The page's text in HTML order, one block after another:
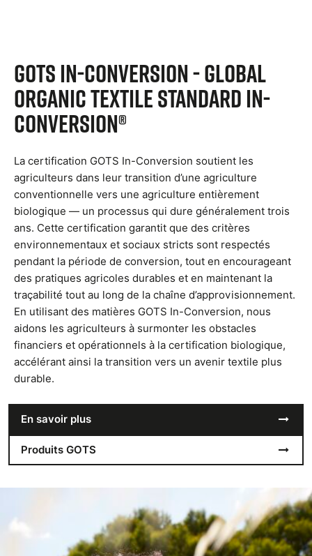
GOTS In-Conversion - Global
Organic Textile Standard In-
Conversion®
La certification GOTS In-Conversion soutient les
agriculteurs dans leur transition d’une agriculture
conventionnelle vers une agriculture entièrement
biologique — un processus qui dure généralement trois
ans. Cette certification garantit que des critères
environnementaux et sociaux stricts sont respectés
pendant la période de conversion, tout en encourageant
des pratiques agricoles durables et en maintenant la
traçabilité tout au long de la chaîne d’approvisionnement.
En utilisant des matières GOTS In-Conversion, nous
aidons les agriculteurs à surmonter les obstacles
financiers et opérationnels à la certification biologique,
accélérant ainsi la transition vers un avenir textile plus
durable.
En savoir plus
Produits GOTS